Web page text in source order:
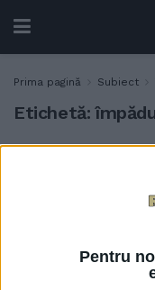
Pentru
Prima pagină Subiect
Etichetă: